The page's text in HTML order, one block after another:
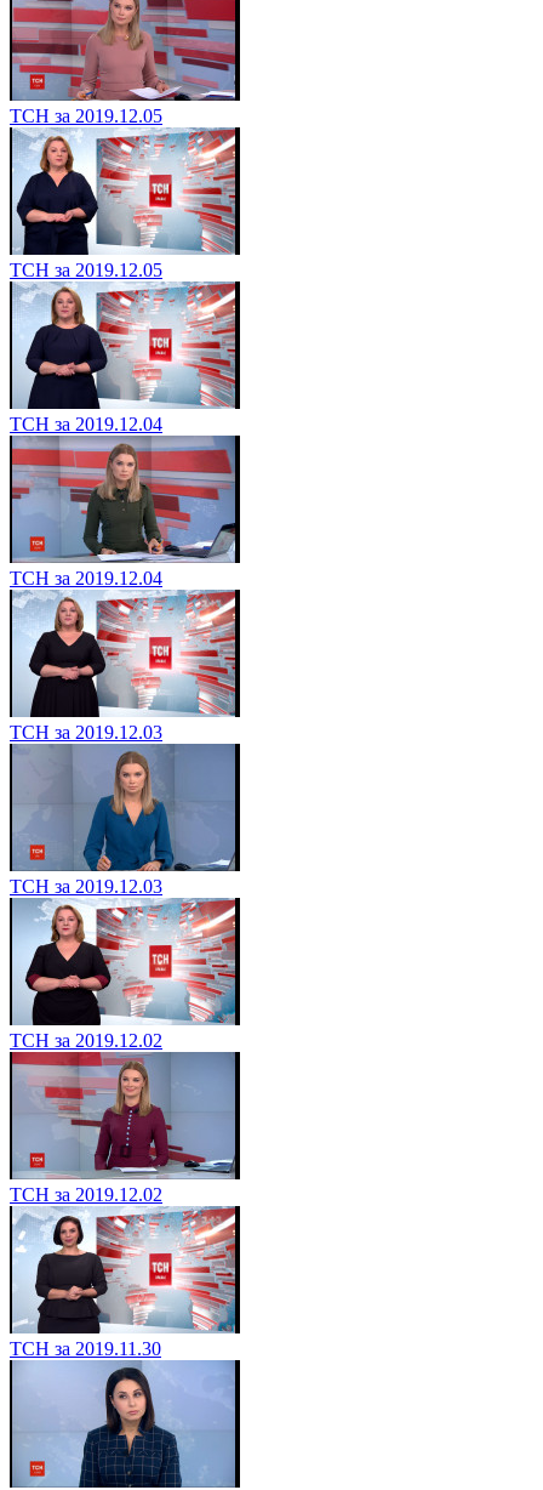
ТСН за 2019.12.05
ТСН за 2019.12.05
ТСН за 2019.12.04
ТСН за 2019.12.04
ТСН за 2019.12.03
ТСН за 2019.12.03
ТСН за 2019.12.02
ТСН за 2019.12.02
ТСН за 2019.11.30